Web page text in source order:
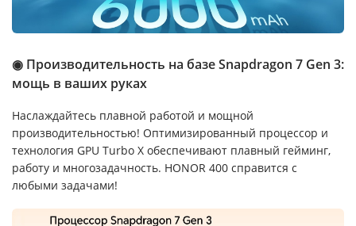
◉ Производительность на базе Snapdragon 7 Gen 3:
мощь в ваших руках
Наслаждайтесь плавной работой и мощной
производительностью! Оптимизированный процессор и
технология GPU Turbo X обеспечивают плавный гейминг,
работу и многозадачность. HONOR 400 справится с
любыми задачами!